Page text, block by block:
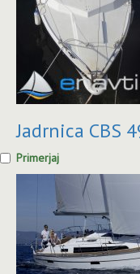
Jadrnica CBS
Primerjaj